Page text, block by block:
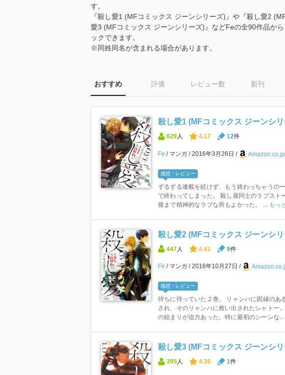
す。
『殺し愛1 (MFコミックス ジーンシリーズ)』や『殺し愛2
愛3 (MFコミックス ジーンシリーズ)』などFeの全90作品か
ックできます。
※同姓同名が含まれる場合があります。
おすすめ 評価 レビュー数 新刊
殺し愛1 (MFコミックス ジーンシ
629人 4.17 12件
Fe マンガ 2016年3月26日 Amazon.co.jp
感想・レビュー
ずるずる連載を続けず、もう終わっちゃうの
で終わってしまった。 殺し屋同士のラブスト
後まで精神的なラブな所もよかった。 ...
もっ
殺し愛2 (MFコミックス ジーンシ
447 人 4.41 9件
Fe マンガ 2016年10月27日
感想・レビュー
待ちに待っていた２巻。 リャンハに因縁のあ
され、そのリャンハに救い出されたシャトー
の始まりが迫力あった。特に最初のシーンな...
殺し愛3 (MFコミックス ジーンシ
395人 4.36 1件